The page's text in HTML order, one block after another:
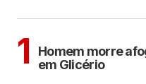
1
Homem morre
em Glicério